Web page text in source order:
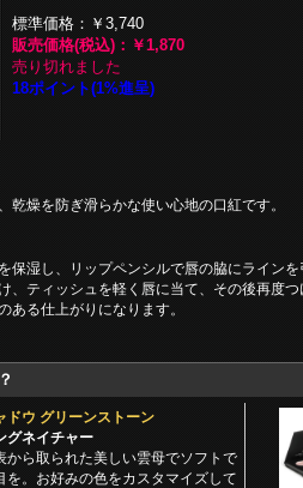
標準価格： ￥3,740
販売価格(税込)： ￥1,870
売り切れました
18ポイント(1%進呈)
乾燥を防ぎ滑らかな使い心地の口紅です。
保湿し、リップペンシルで唇の脇にラインを
、ティッシュを軽く唇に当て、その後再度つ
ある仕上がりになります。
ドウ グリーンストーン
グネイチャー
から取られた美しい雲母でソフトで
を。お好みの色をカスタマイズして